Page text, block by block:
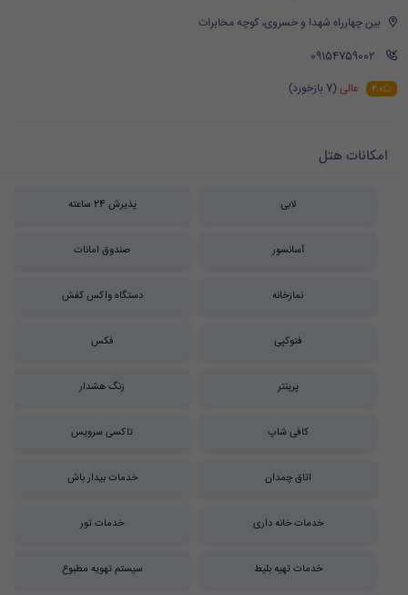
بین چهارراه شهدا و خسروی، کوچه مخابرات
‪ 09154759002
4.0 عالی (7 بازخورد)
امکانات هتل
لابی پذیرش 24 ساعته
آسانسور صندوق امانات
نمازخانه دستگاه واکس کفش
فتوکپی فکس
پرینتر زنگ هشدار
کافی شاپ تاکسی سرویس
اتاق چمدان خدمات بیدار باش
خدمات خانه داری خدمات تور
خدمات تهیه بلیط سیستم تهویه مطبوع